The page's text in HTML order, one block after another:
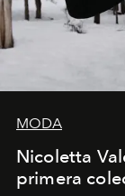
MODA
Nicoletta
primera